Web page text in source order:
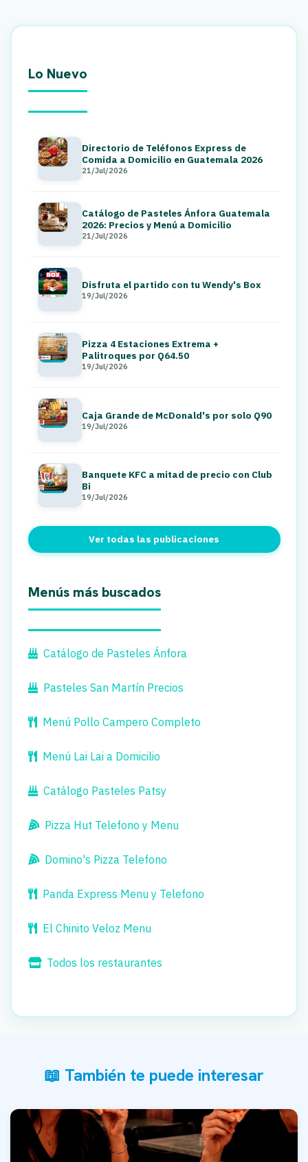
Lo Nuevo
Directorio de Teléfonos Express de
Comida a Domicilio en Guatemala 2026
21/Jul/2026
Catálogo de Pasteles Ánfora Guatemala
2026: Precios y Menú a Domicilio
21/Jul/2026
Disfruta el partido con tu Wendy's Box
19/Jul/2026
Pizza 4 Estaciones Extrema +
Palitroques por Q64.50
19/Jul/2026
Caja Grande de McDonald's por solo Q90
19/Jul/2026
Banquete KFC a mitad de precio con Club
Bi
19/Jul/2026
Ver todas las publicaciones
Menús más buscados
Catálogo de Pasteles Ánfora
Pasteles San Martín Precios
Menú Pollo Campero Completo
Menú Lai Lai a Domicilio
Catálogo Pasteles Patsy
Pizza Hut Telefono y Menu
Domino's Pizza Telefono
Panda Express Menu y Telefono
El Chinito Veloz Menu
Todos los restaurantes
📖 También te puede interesar